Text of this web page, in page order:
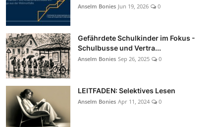
Anselm Bonies Jun 19, 2026 0
Gefährdete Schulkinder im Fokus -
Schulbusse und Vertra...
Anselm Bonies Sep 26, 2025 0
LEITFADEN: Selektives Lesen
Anselm Bonies Apr 11, 2024 0